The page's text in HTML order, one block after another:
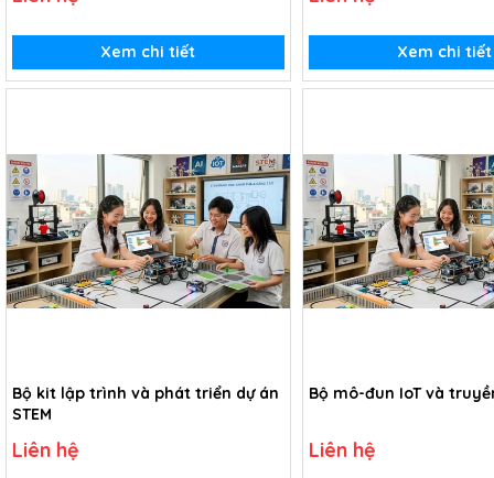
Xem chi tiết Xem chi tiết
Bộ kit lập trình và phát triển dự án
STEM
Liên hệ
Bộ mô-đun IoT và
Liên hệ